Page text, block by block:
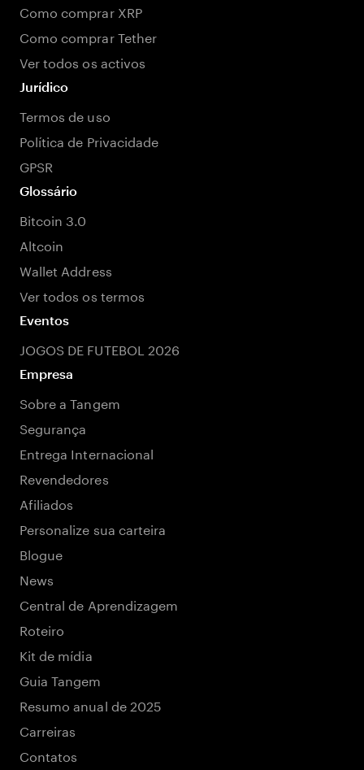
Como comprar XRP
Como comprar Tether
Ver todos os activos
Jurídico
Termos de uso
Política de Privacidade
GPSR
Glossário
Bitcoin 3.0
Altcoin
Wallet Address
Ver todos os termos
Eventos
JOGOS DE FUTEBOL 2026
Empresa
Sobre a Tangem
Segurança
Entrega Internacional
Revendedores
Afiliados
Personalize sua carteira
Blogue
News
Central de Aprendizagem
Roteiro
Kit de mídia
Guia Tangem
Resumo anual de 2025
Carreiras
Contatos